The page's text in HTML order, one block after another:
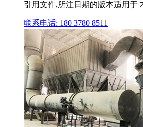
引用文件,所注日期的版本适用于
联系电话: 180 3780 8511